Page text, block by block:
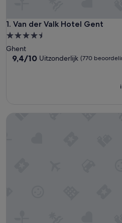
1. Van der Valk Hotel Gent
Van der Valk Hotel Gent
4.5-
sterrenaccommodatie
Ghent
9.4
9,4/10 Uitzonderlijk (770